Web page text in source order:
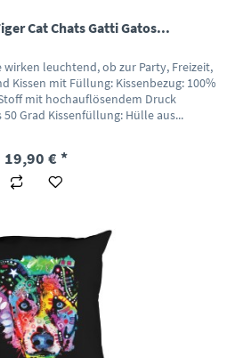
Cat Chats Gatti Gatos...
wirken leuchtend, ob zur Party, Freizeit,
Kissen mit Füllung: Kissenbezug: 100%
mit hochauflösendem Druck
50 Grad Kissenfüllung: Hülle aus...
19,90 € *